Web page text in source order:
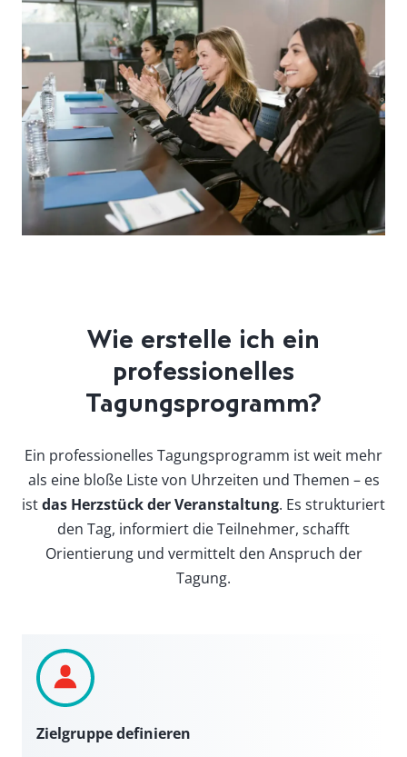
Wie erstelle ich ein
professionelles
Tagungsprogramm?
Ein professionelles Tagungsprogramm ist weit mehr
als eine bloße Liste von Uhrzeiten und Themen – es
istdas Herzstück der Veranstaltung. Es strukturiert
den Tag, informiert die Teilnehmer, schafft
Orientierung und vermittelt den Anspruch der
Tagung.
Zielgruppe definieren